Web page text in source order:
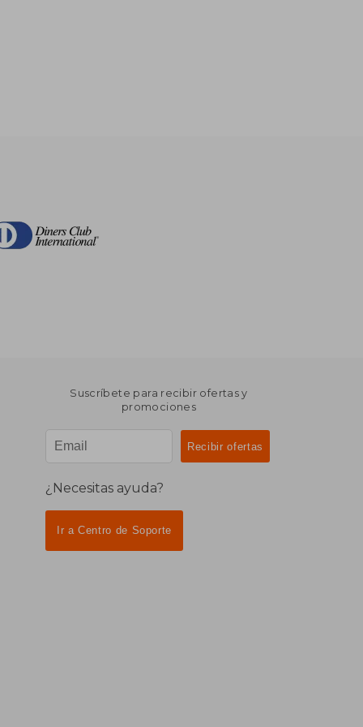
Suscríbete para recibir ofertas y
promociones
¿Necesitas ayuda?
Ir a Centro de Soporte